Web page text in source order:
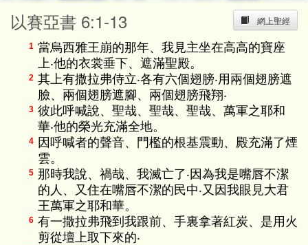
網上聖經
以賽亞書 6:1-13
1 當烏西雅王崩的那年、我見主坐在高高的寶座
上‧他的衣裳垂下、遮滿聖殿。
2 其上有撒拉弗侍立‧各有六個翅膀‧用兩個翅膀遮
臉、兩個翅膀遮腳、兩個翅膀飛翔‧
3 彼此呼喊說、聖哉、聖哉、聖哉、萬軍之耶和
華‧他的榮光充滿全地。
4
因呼喊者的聲音、門檻的根基震動、殿充滿了煙
雲。
5 那時我說、禍哉、我滅亡了‧因為我是嘴唇不潔
的人、又住在嘴唇不潔的民中‧又因我眼見大君
王萬軍之耶和華。
6 有一撒拉弗飛到我跟前、手裏拿著紅炭、是用火
剪從壇上取下來的‧